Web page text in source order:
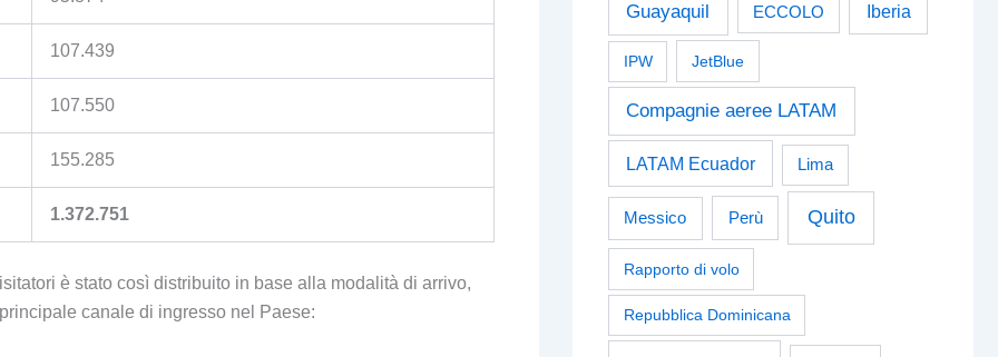
107.439
107.550
155.285
1.372.751
è stato così distribuito in base alla modalità di arrivo,
canale di ingresso nel Paese:
Guayaquil ECCOLO Iberia
IPW JetBlue
Compagnie aeree LATAM
LATAM Ecuador Lima
Messico Perù Quito
Rapporto di volo
Repubblica Dominicana